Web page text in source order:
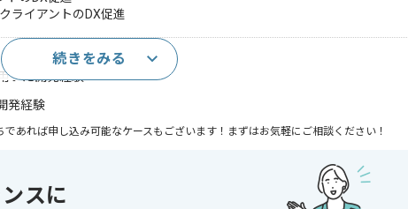
ライアントのDX促進
発経験
いた開発経験
発経験
あれば申し込み可能なケースもございます！まずはお気軽にご相談ください！
続きをみる
スに